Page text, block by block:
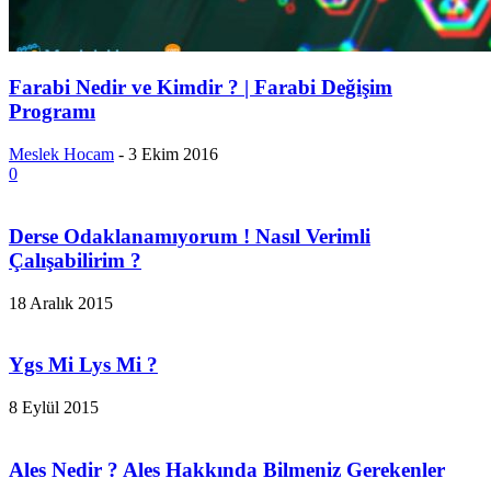
Farabi Nedir ve Kimdir ? | Farabi Değişim
Programı
Meslek Hocam - 3 Ekim 2016
0
Derse Odaklanamıyorum ! Nasıl Verimli
Çalışabilirim ?
18 Aralık 2015
Ygs Mi Lys Mi ?
8 Eylül 2015
Ales Nedir ? Ales Hakkında Bilmeniz Gerekenler